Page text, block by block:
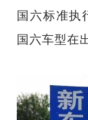
国六标准执
国六车型在